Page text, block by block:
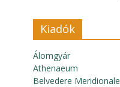
Kiadók
Álomgyár
Athenaeum
Belvedere Meridionale